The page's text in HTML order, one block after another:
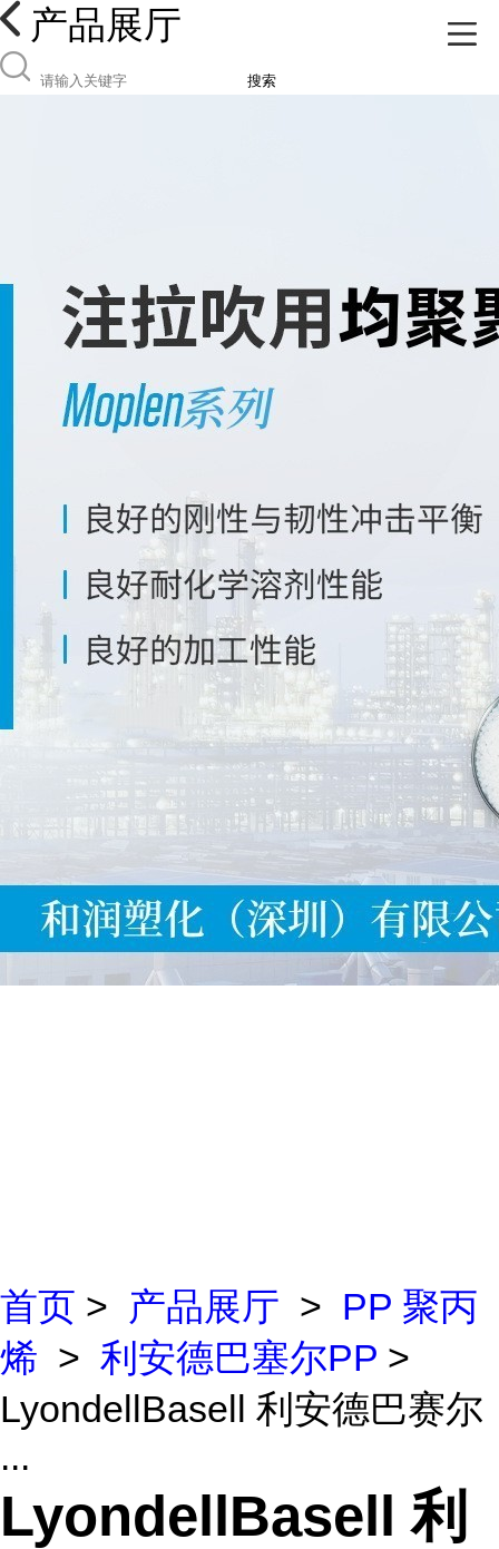
产品展厅
搜索
首页 > 产品展厅 > PP 聚丙
烯 > 利安德巴塞尔PP >
LyondellBasell 利安德巴赛尔
...
LyondellBasell 利